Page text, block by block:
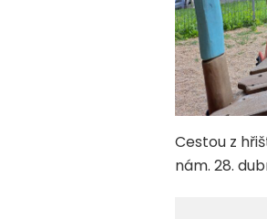
Cestou z
nám. 28.